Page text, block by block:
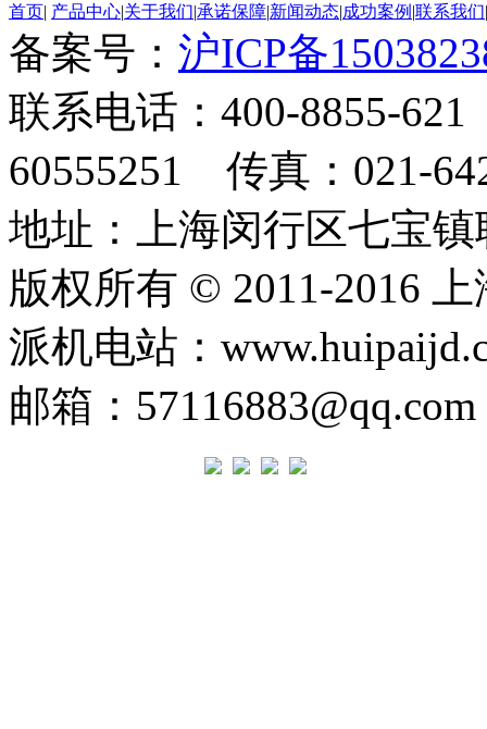
首页| 产品中心|关于我们|承诺保障|新闻动态|成功案例 |联系我们|
备案号： 沪ICP备
联系电话：400-8855-
60555251 传真：021-
地址：上海闵行区七宝镇
版权所有 © 2011-2016
派机电站：
邮箱：